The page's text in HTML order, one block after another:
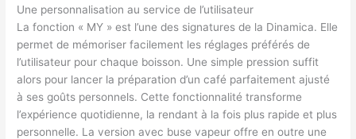
Une personnalisation au service de l’utilisateur
La fonction « MY » est l’une des signatures de la Dinamica. Elle
permet de mémoriser facilement les réglages préférés de
l’utilisateur pour chaque boisson. Une simple pression suffit
alors pour lancer la préparation d’un café parfaitement ajusté
à ses goûts personnels. Cette fonctionnalité transforme
l’expérience quotidienne, la rendant à la fois plus rapide et plus
personnelle. La version avec buse vapeur offre en outre une